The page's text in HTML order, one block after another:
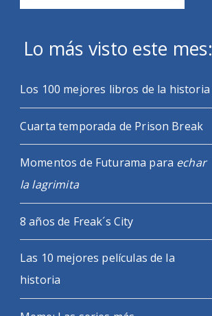
Lo más visto este mes:
Los 100 mejores libros de la historia
Cuarta temporada de Prison Break
Momentos de Futurama para echar
la lagrimita
8 años de Freak´s City
Las 10 mejores películas de la
historia